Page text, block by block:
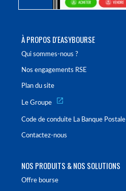
À PROPOS D'EASYBOURSE
Qui sommes-nous ?
Nos engagements RSE
Plan du site
Le Groupe
Code de conduite La Banque Postale
Contactez-nous
NOS PRODUITS & NOS SOLUTIONS
Offre bourse